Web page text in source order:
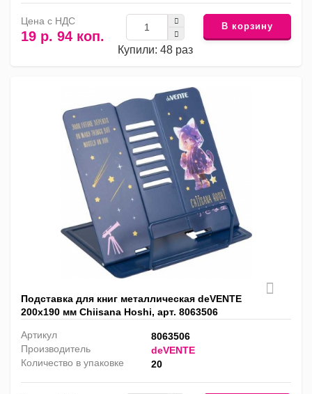
Цена с НДС
19 р. 94 коп.
Купили: 48 раз
В корзину
Подставка для книг металлическая deVENTE
200х190 мм Chiisana Hoshi, арт. 8063506
Артикул
8063506
Производитель
deVENTE
Количество в упаковке
20